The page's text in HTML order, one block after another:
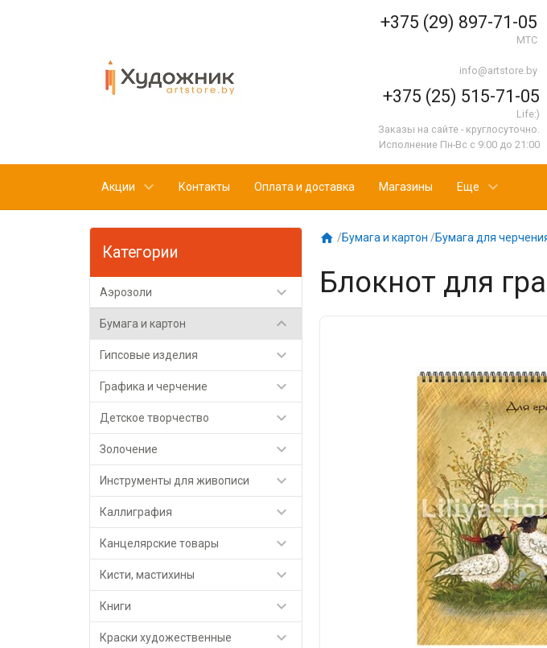
+375 (29) 897-71-05
МТС
info@artstore.by
+375 (25) 515-71-05
Life:)
Заказы на сайте - круглосуточно.
Исполнение Пн-Вс с 9:00 до 21:00
Акции Контакты Оплата и доставка Магазины Еще
Категории
Аэрозоли 
Бумага и картон 
Гипсовые изделия 
Графика и черчение 
Детское творчество 
Золочение 
Инструменты для живописи 
Каллиграфия 
Канцелярские товары 
Кисти, мастихины 
Книги 
Краски художественные 
 /Бумага и картон /Бумага для
Блокнот для